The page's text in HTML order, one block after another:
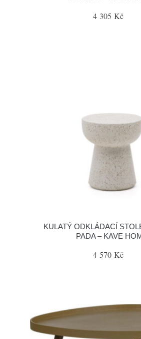
4 305 Kč
KULATÝ ODKLÁDACÍ
PADA – KAVE
4 570 Kč